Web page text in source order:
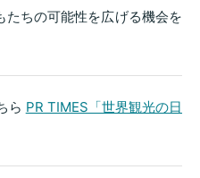
たちの可能性を広げる機会を
ら PR TIMES「世界観光の日